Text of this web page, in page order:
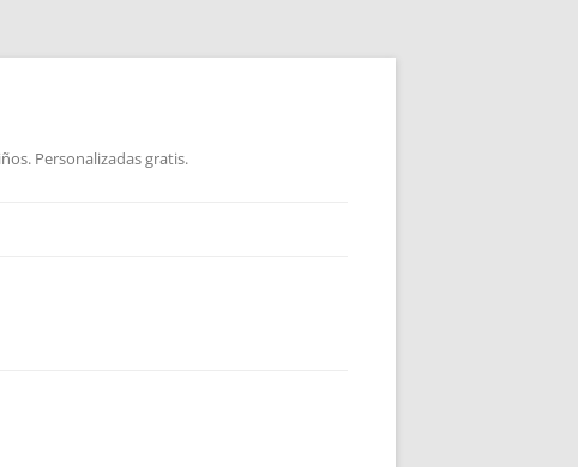
Personalizadas gratis.